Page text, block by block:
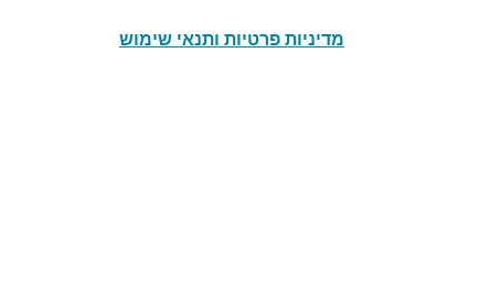
מדיניות פרטיות ותנאי שימוש